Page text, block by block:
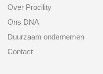
Over Procility
Ons DNA
Duurzaam ondernemen
Contact